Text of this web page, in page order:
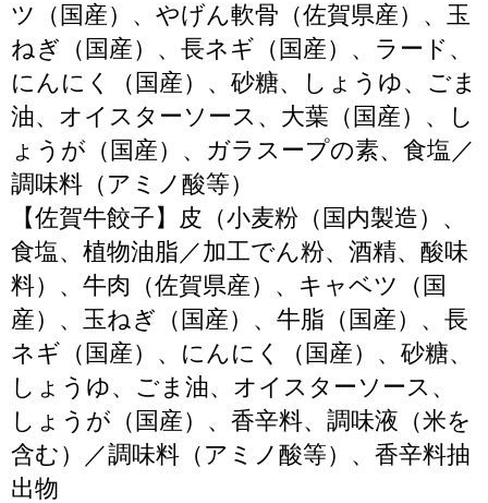
ツ（国産）、やげん軟骨（佐賀県産）、玉
ねぎ（国産）、長ネギ（国産）、ラード、
にんにく（国産）、砂糖、しょうゆ、ごま
油、オイスターソース、大葉（国産）、し
ょうが（国産）、ガラスープの素、食塩／
調味料（アミノ酸等）
【佐賀牛餃子】皮（小麦粉（国内製造）、
食塩、植物油脂／加工でん粉、酒精、酸味
料）、牛肉（佐賀県産）、キャベツ（国
産）、玉ねぎ（国産）、牛脂（国産）、長
ネギ（国産）、にんにく（国産）、砂糖、
しょうゆ、ごま油、オイスターソース、
しょうが（国産）、香辛料、調味液（米を
含む）／調味料（アミノ酸等）、香辛料抽
出物